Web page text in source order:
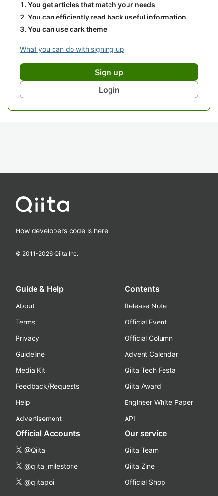
You get articles that match your needs
You can efficiently read back useful information
You can use dark theme
What you can do with signing up
Sign up
Login
How developers code is here.
© 2011-2026 Qiita Inc.
Guide & Help
About
Terms
Privacy
Guideline
Media Kit
Feedback/Requests
Help
Advertisement
Contents
Release Note
Official Event
Official Column
Advent Calendar
Qiita Tech Festa
Qiita Award
Engineer White Paper
API
Official Accounts
@Qiita
@qiita_milestone
@qiitapoi
Our service
Qiita Team
Qiita Zine
Official Shop